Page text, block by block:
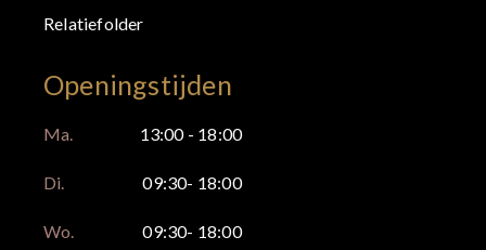
Relatiefolder
Openingstijden
Ma. 13:00 - 18:00
Di. 09:30- 18:00
Wo. 09:30- 18:00